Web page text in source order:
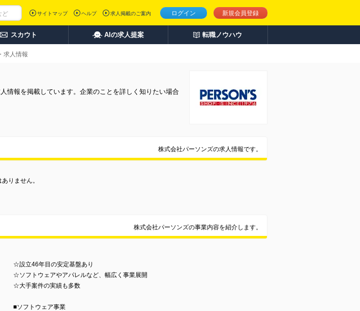
ログイン 新規会員登録
サイトマップ ヘルプ 求人掲載のご案内
スカウト AIの求人提案 転職ノウハウ
求人情報
情報を掲載しています。企業のことを詳しく知りたい場合
株式会社パーソンズの求人情報です。
りません。
株式会社パーソンズの事業内容を紹介します。
☆設立46年目の安定基盤あり
☆ソフトウェアやアパレルなど、幅広く事業展開
☆大手案件の実績も多数
■ソフトウェア事業